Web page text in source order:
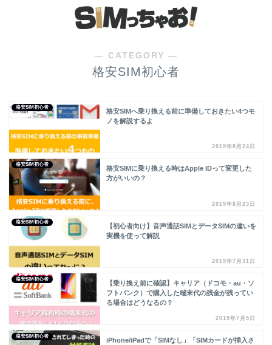
― CATEGORY ―
格安SIM初心者
格安SIM初心者
格安SIMへ乗り換える前に準備しておきたい4つモ
ノを解説するよ
2019年8月24日
格安SIM初心者
格安SIMに乗り換える時はApple IDって変更した
方がいいの？
2019年8月23日
格安SIM初心者
【初心者向け】音声通話SIMとデータSIMの違いを
実機を使って解説
2019年7月31日
格安SIM初心者
【乗り換え前に確認】キャリア（ドコモ・au・ソ
フトバンク）で購入した端末代の残金が残ってい
る場合はどうなるの？
2019年7月5日
格安SIM初心者
iPhone/iPadで「SIMなし」「SIMカードが挿入さ